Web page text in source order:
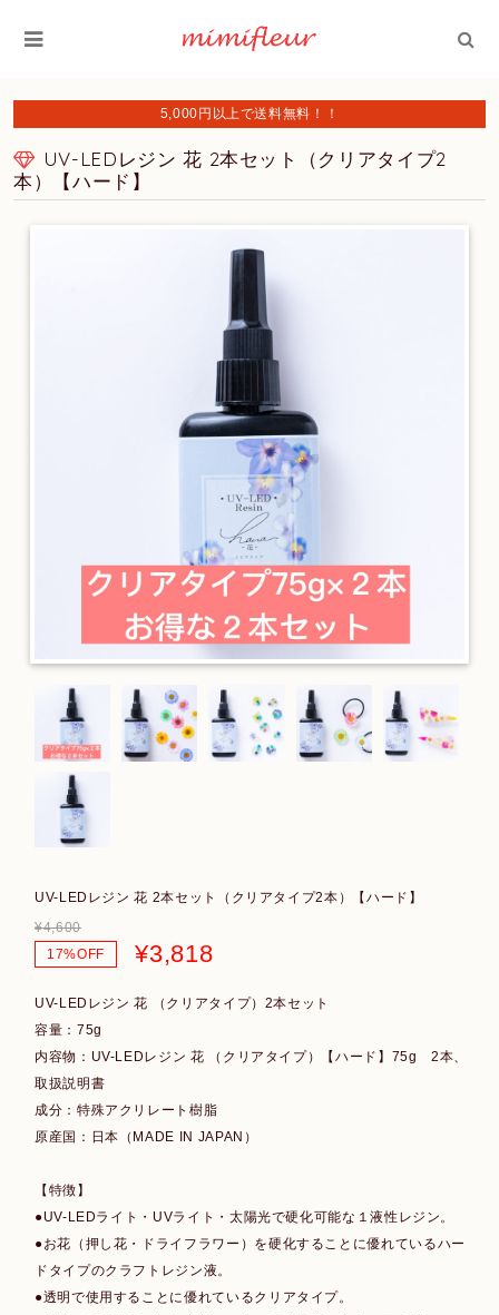
5,000円以上で送料無料！！
UV-LEDレジン 花 2本セット（クリアタイプ2
本）【ハード】
UV-LEDレジン 花 2本セット（クリアタイプ2本）【ハード】
¥4,600
17%OFF
¥3,818
UV-LEDレジン 花 （クリアタイプ）2本セット
容量：75g
内容物：UV-LEDレジン 花 （クリアタイプ）【ハード】75g 2本、
取扱説明書
成分：特殊アクリレート樹脂
原産国：日本（MADE IN JAPAN）
【特徴】
●UV-LEDライト・UVライト・太陽光で硬化可能な１液性レジン。
●お花（押し花・ドライフラワー）を硬化することに優れているハー
ドタイプのクラフトレジン液。
●透明で使用することに優れているクリアタイプ。